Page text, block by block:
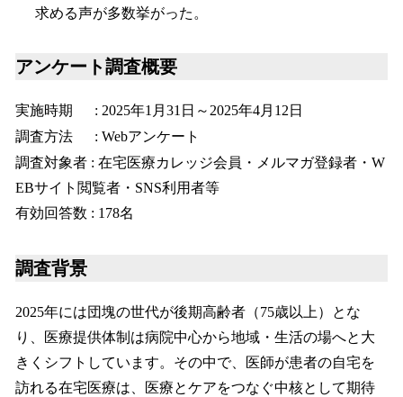
求める声が多数挙がった。
アンケート調査概要
実施時期 : 2025年1月31日～2025年4月12日
調査方法 : Webアンケート
調査対象者 : 在宅医療カレッジ会員・メルマガ登録者・W
EBサイト閲覧者・SNS利用者等
有効回答数 : 178名
調査背景
2025年には団塊の世代が後期高齢者（75歳以上）とな
り、医療提供体制は病院中心から地域・生活の場へと大
きくシフトしています。その中で、医師が患者の自宅を
訪れる在宅医療は、医療とケアをつなぐ中核として期待